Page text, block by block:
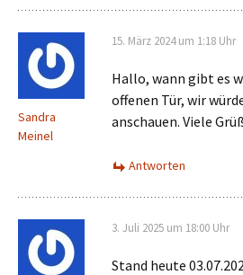
Sandra
Meinel
15. März 2024 um 1:18 Uhr
Hallo, wann gibt es
offenen Tür, wir
anschauen. Viele
Antworten
3. Juli 2025 um 18:00 Uhr
Stand heute